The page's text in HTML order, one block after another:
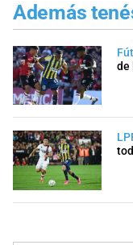
Además
de